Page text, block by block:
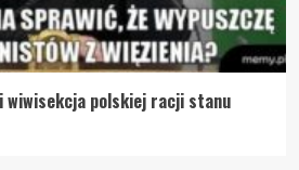
wiwisekcja polskiej racji stanu